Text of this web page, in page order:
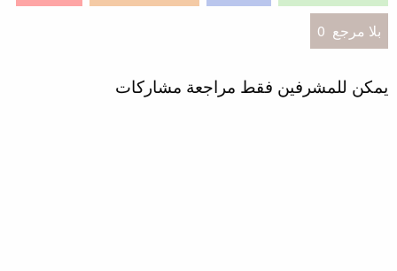
بلا مرجع 0
يمكن للمشرفين فقط مراجعة مشاركات